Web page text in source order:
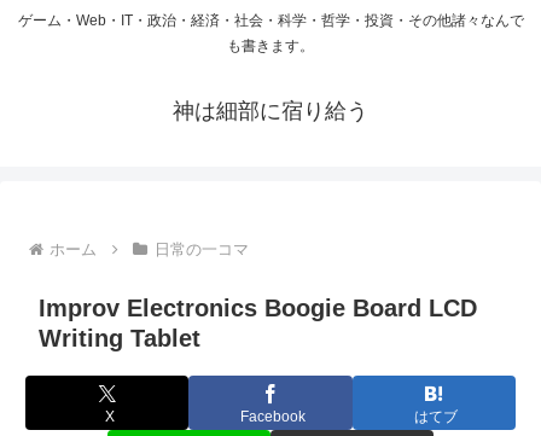
ゲーム・Web・IT・政治・経済・社会・科学・哲学・投資・その他諸々なんで
も書きます。
神は細部に宿り給う
ホーム 日常の一コマ
Improv Electronics Boogie Board LCD
Writing Tablet
X Facebook はてブ